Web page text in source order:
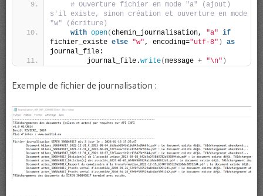
# Ouverture fichier en mode "a" (ajout)
s'il existe, sinon création et ouverture en mode
"w" (écriture)
with open(chemin_journalisation, "a" if
fichier_existe else "w", encoding="utf-8" )
as
journal_file:
        journal_file.
write(message + "\n" )
Exemple de fichier de journalisation :